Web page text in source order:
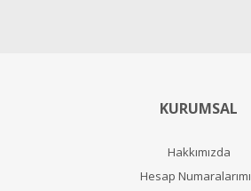
KURUMSAL
Hakkımızda
Hesap